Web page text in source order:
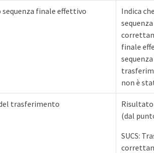
finale effettivo
Indica
finale
non è
trasferimento
(dal
SUCS: